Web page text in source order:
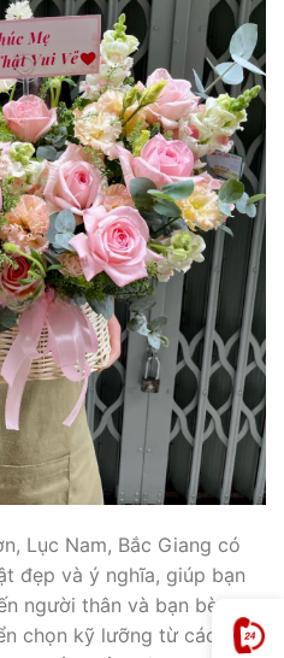
Lục Nam, Bắc Giang có
đẹp và ý nghĩa, giúp bạn
người thân và bạn bè.
chọn kỹ lưỡng từ các loại